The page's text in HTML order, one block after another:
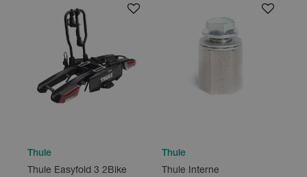
Thule
Thule Easyfold 3 2Bike
Thule
Thule Interne